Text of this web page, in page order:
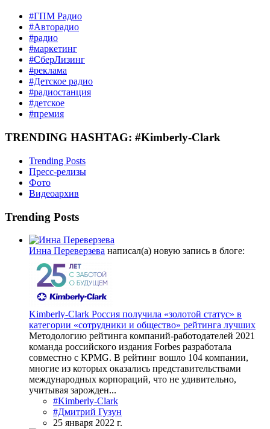
#ГПМ Радио
#Авторадио
#радио
#маркетинг
#СберЛизинг
#реклама
#Детское радио
#радиостанция
#детское
#премия
TRENDING HASHTAG: #Kimberly-Clark
Trending Posts
Пресс-релизы
Фото
Видеоархив
Trending Posts
Инна Переверзева написал(а) новую запись в блоге:
Kimberly-Clark Россия получила «золотой статус» в
категории «сотрудники и общество» рейтинга лучших
Методологию рейтинга компаний-работодателей 2021
команда российского издания Forbes разработала
совместно с KPMG. В рейтинг вошло 104 компании,
многие из которых оказались представительствами
международных корпораций, что не удивительно,
учитывая зарожден...
#Kimberly-Clark
#Дмитрий Гузун
25 января 2022 г.